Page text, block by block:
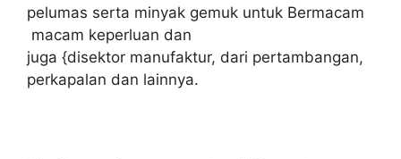
pelumas serta minyak gemuk untuk Bermacam
macam keperluan dan
juga {disektor manufaktur, dari pertambangan,
perkapalan dan lainnya.